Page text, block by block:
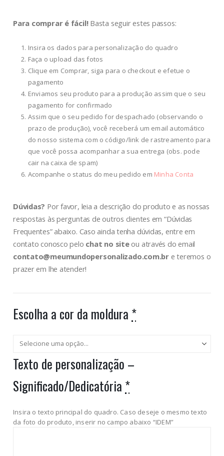
Para comprar é fácil!Basta seguir estes passos:
Insira os dados para personalização do quadro
Faça o upload das fotos
Clique em Comprar, siga para o checkout e efetue o
pagamento
Enviamos seu produto para a produção assim que o seu
pagamento for confirmado
Assim que o seu pedido for despachado (observando o
prazo de produção), você receberá um email automático
do nosso sistema com o código/link de rastreamento para
que você possa acompanhar a sua entrega (obs. pode
cair na caixa de spam)
Acompanhe o status do meu pedido em Minha Conta
Dúvidas? Por favor, leia a descrição do produto e as nossas
respostas às perguntas de outros clientes em “Dúvidas
Frequentes” abaixo. Caso ainda tenha dúvidas, entre em
contato conosco pelo chat no siteou através do email
contato@meumundopersonalizado.com.bre teremos o
prazer em lhe atender!
Escolha a cor da moldura *
Texto de personalização –
Significado/Dedicatória *
Insira o texto principal do quadro. Caso deseje o mesmo texto
da foto do produto, inserir no campo abaixo “IDEM”